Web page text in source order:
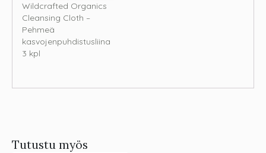
Wildcrafted Organics
Cleansing Cloth –
Pehmeä
kasvojenpuhdistusliina
3 kpl
Tutustu myös